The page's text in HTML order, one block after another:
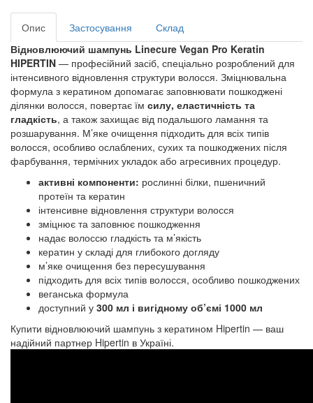
Опис Застосування
Склад
Відновлюючий шампунь Linecure Vegan Pro Keratin
HIPERTIN — професійний засіб, спеціально розроблений для
інтенсивного відновлення структури волосся. Зміцнювальна
формула з кератином допомагає заповнювати пошкоджені
ділянки волосся, повертає їм силу, еластичність та
гладкість, а також захищає від подальшого ламання та
розшарування. М’яке очищення підходить для всіх типів
волосся, особливо ослаблених, сухих та пошкоджених після
фарбування, термічних укладок або агресивних процедур.
активні компоненти: рослинні білки, пшеничний
протеїн та кератин
інтенсивне відновлення структури волосся
зміцнює та заповнює пошкодження
надає волоссю гладкість та м’якість
кератин у складі для глибокого догляду
м’яке очищення без пересушування
підходить для всіх типів волосся, особливо пошкоджених
веганська формула
доступний у 300 мл і вигідному об’ємі 1000 мл
Купити відновлюючий шампунь з кератином Hipertin — ваш
надійний партнер Hipertin в Україні.